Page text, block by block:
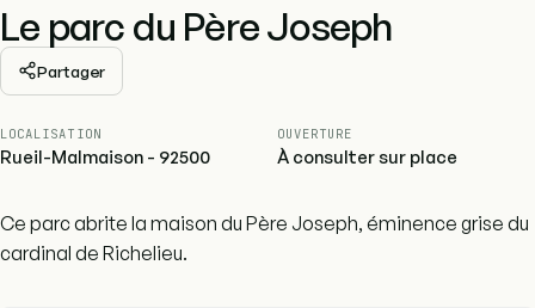
Le parc du Père Joseph
Partager
LOCALISATION
Rueil-Malmaison - 92500
OUVERTURE
À consulter sur place
Ce parc abrite la maison du Père Joseph, éminence grise du
cardinal de Richelieu.